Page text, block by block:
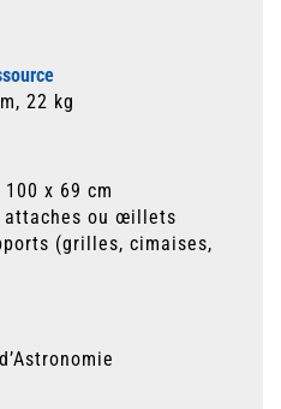
22 kg
100 x 69 cm
attaches ou œillets
(grilles, cimaises,